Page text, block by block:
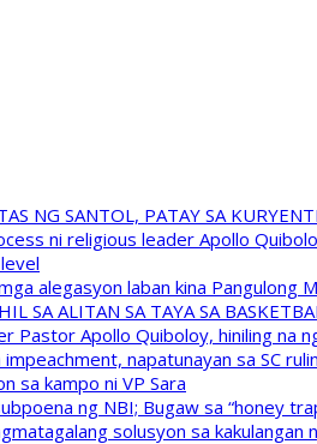
NG SANTOL, PATAY SA
ni religious leader Apollo
alegasyon laban kina
SA ALITAN SA TAYA SA
Pastor Apollo Quiboloy, hiniling na
napatunayan sa SC
sa kampo ni VP Sara
ng NBI; Bugaw sa “honey
solusyon sa